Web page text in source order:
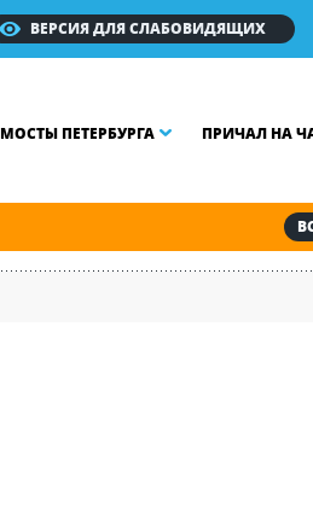
ВЕРСИЯ ДЛЯ СЛАБОВИДЯЩИХ
МОСТЫ ПЕТЕРБУРГА ПРИЧАЛ НА